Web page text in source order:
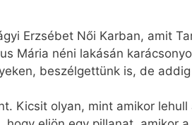
Erzsébet Női Karban, amit
Mária néni lakásán
beszélgettünk is, de
Kicsit olyan, mint amikor lehull